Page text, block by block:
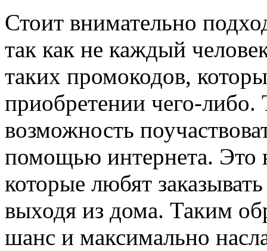
Стоит внимательно
так как не каждый
таких промокодов,
приобретении чего-либо.
возможность
помощью интернета. Это
которые любят
выходя из дома. Таким
шанс и максимально